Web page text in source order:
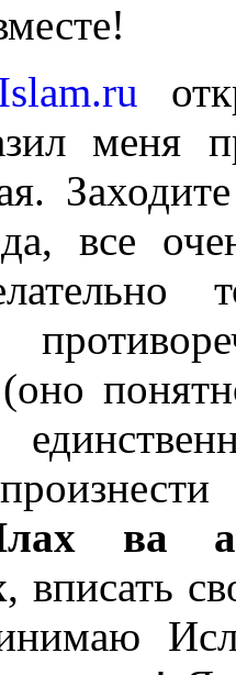
меня
все
(оно
ва
, вписать